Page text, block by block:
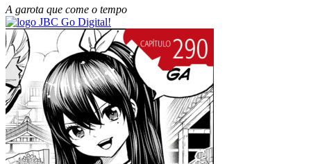
A garota que come o tempo